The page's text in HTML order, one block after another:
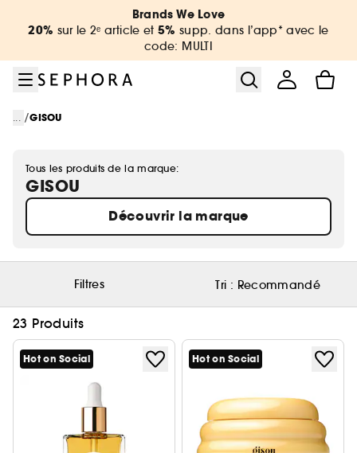
Aller au contenu principal
Aller au pied de pageBrands We Love
20% sur le 2ᵉ article et 5% supp. dans l’app* avec le
code: MULTI
... /GISOU
Tous les produits de la marque:
GISOU
Découvrir la marque
Filtres Tri : Recommandé
23 Produits
Hot on Social Hot on Social